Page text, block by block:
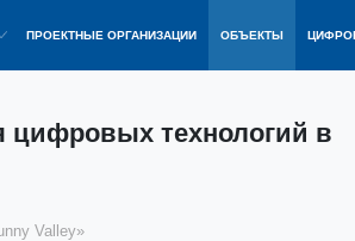
ПРОЕКТНЫЕ ОРГАНИЗАЦИИ ОБЪЕКТЫ
цифровых технологий в
Valley»